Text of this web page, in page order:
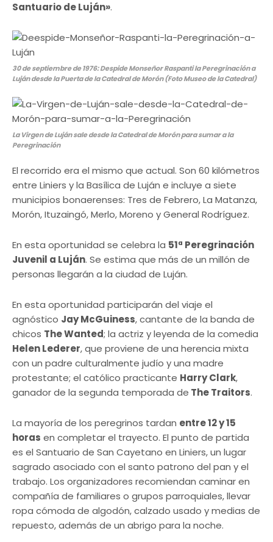
Santuario de Luján».
30 de septiembre de 1976: Despide Monseñor Raspanti la Peregrinación a
Luján desde la Puerta de la Catedral de Morón (Foto Museo de la Catedral)
La Virgen de Luján sale desde la Catedral de Morón para sumar a la
Peregrinación
El recorrido era el mismo que actual. Son 60 kilómetros
entre Liniers y la Basílica de Luján e incluye a siete
municipios bonaerenses: Tres de Febrero, La Matanza,
Morón, Ituzaingó, Merlo, Moreno y General Rodríguez.
En esta oportunidad se celebra la 51ª Peregrinación
Juvenil a Luján. Se estima que más de un millón de
personas llegarán a la ciudad de Luján.
En esta oportunidad participarán del viaje el
agnóstico Jay McGuiness, cantante de la banda de
chicos The Wanted; la actriz y leyenda de la comedia
Helen Lederer, que proviene de una herencia mixta
con un padre culturalmente judío y una madre
protestante; el católico practicante Harry Clark,
ganador de la segunda temporada de The Traitors.
La mayoría de los peregrinos tardan entre 12 y 15
horas en completar el trayecto. El punto de partida
es el Santuario de San Cayetano en Liniers, un lugar
sagrado asociado con el santo patrono del pan y el
trabajo. Los organizadores recomiendan caminar en
compañía de familiares o grupos parroquiales, llevar
ropa cómoda de algodón, calzado usado y medias de
repuesto, además de un abrigo para la noche.